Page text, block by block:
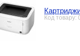
Код товару: